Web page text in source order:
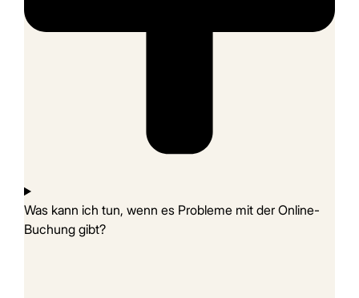
Was kann ich tun, wenn es Probleme mit der Online-
Buchung gibt?